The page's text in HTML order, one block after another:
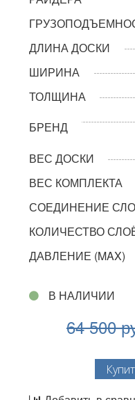
ДЛИНА ДОСКИ
ШИРИНА
ТОЛЩИНА
БРЕНД
ВЕС ДОСКИ
ВЕС КОМПЛЕКТА
СОЕДИНЕНИЕ
КОЛИЧЕСТВО
ДАВЛЕНИЕ (MAX)
В НАЛИЧИИ
64 500